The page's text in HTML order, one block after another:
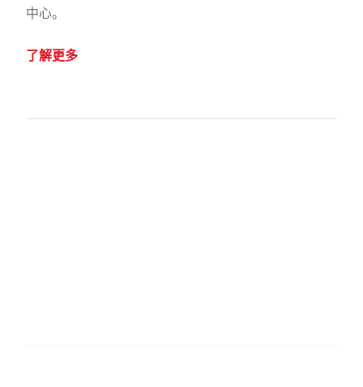
中心。
了解更多